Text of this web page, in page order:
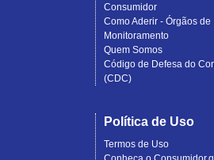
Consumidor
Como Aderir - Órgãos de
Monitoramento
Quem Somos
Código de Defesa do
(CDC)
Política de Uso
Termos de Uso